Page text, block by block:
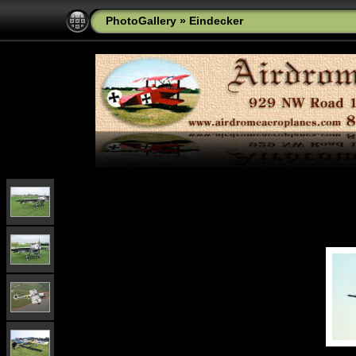
PhotoGallery » Eindecker